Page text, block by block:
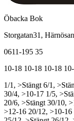
Öbacka Bok
Storgatan31,
0611-195 35
10-18 10-18 10-18
1/1, >Stängt 6/1,
30/4, >10-17 1/5,
20/6, >Stängt 30/10,
>12-16 20/12, >10-16